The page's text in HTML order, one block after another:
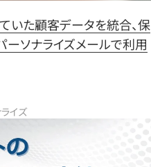
いた顧客データを統合、保
ーソナライズメールで利用
イズ